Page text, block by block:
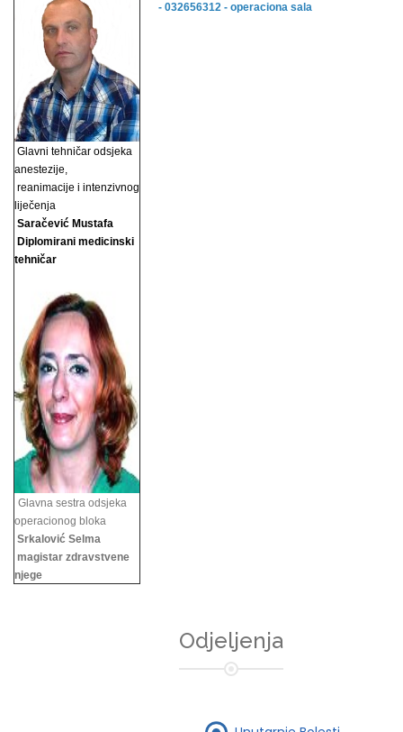
Glavni tehničar odsjeka
anestezije,
reanimacije i intenzivnog
liječenja
Saračević Mustafa
Diplomirani medicinski
tehničar
Glavna sestra odsjeka
operacionog bloka
Srkalović Selma
magistar zdravstvene
njege
- 032656312 - operaciona sala
Odjeljenja